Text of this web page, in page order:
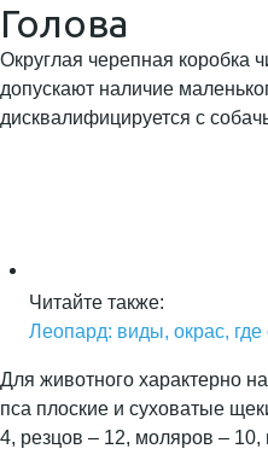
Голова
Округлая черепная коробка
допускают наличие
дисквалифицируется с
Читайте также:
Леопард: виды, окрас, где
Для животного характерно
пса плоские и суховатые
4, резцов – 12, моляров –